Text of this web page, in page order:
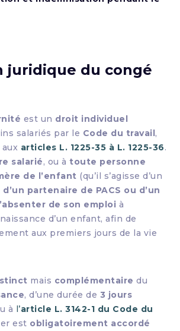
juridique du congé
est un droit individuel
salariés par le Code du travail,
articles L. 1225-35 à L. 1225-36.
salarié, ou à toute personne
de l’enfant (qu’il s’agisse d’un
partenaire de PACS ou d’un
de son emploi à
d’un enfant, afin de
aux premiers jours de la vie
mais complémentaire du
, d’une durée de 3 jours
à l’article L. 3142-1 du Code du
est obligatoirement accordé